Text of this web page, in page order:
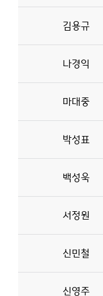
김용규
나경익
마대중
박성표
백성욱
서정원
신민철
신영주